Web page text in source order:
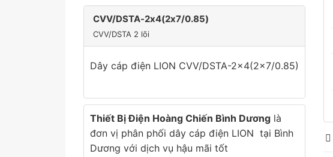
CVV/DSTA-2x4(2x7/0.85)
CVV/DSTA 2 lõi
Dây cáp điện LION CVV/DSTA-2×4(2×7/0.85)
Thiết Bị Điện Hoàng Chiến Bình Dương là
đơn vị phân phối dây cáp điện LION tại Bình
Dương với dịch vụ hậu mãi tốt